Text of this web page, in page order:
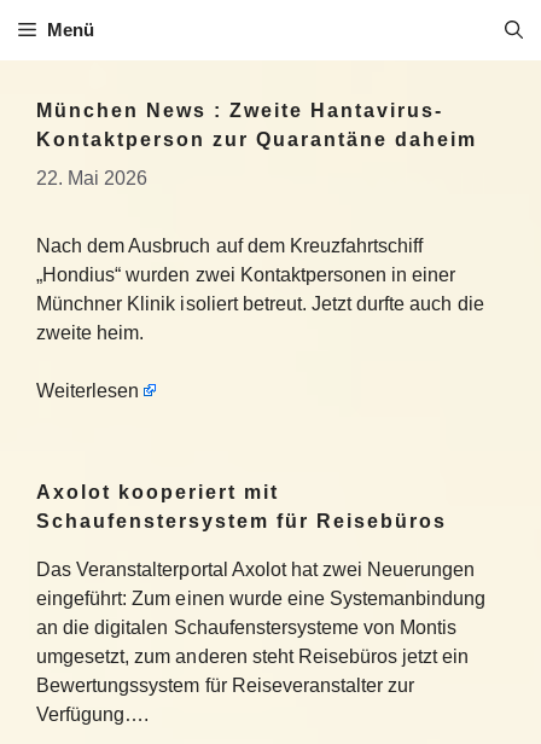
Inhalt
Menü
München News : Zweite Hantavirus-
Kontaktperson zur Quarantäne daheim
22. Mai 2026
Nach dem Ausbruch auf dem Kreuzfahrtschiff
„Hondius“ wurden zwei Kontaktpersonen in einer
Münchner Klinik isoliert betreut. Jetzt durfte auch die
zweite heim.
Weiterlesen
Axolot kooperiert mit
Schaufenstersystem für Reisebüros
Das Veranstalterportal Axolot hat zwei Neuerungen
eingeführt: Zum einen wurde eine Systemanbindung
an die digitalen Schaufenstersysteme von Montis
umgesetzt, zum anderen steht Reisebüros jetzt ein
Bewertungssystem für Reiseveranstalter zur
Verfügung….